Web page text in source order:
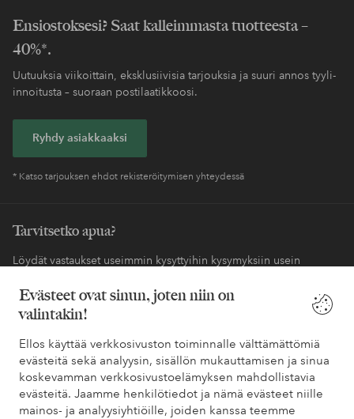
Evästeet ovat sinun, joten niin on
valintakin!
Ellos käyttää verkkosivuston toiminnalle välttämättömiä
evästeitä sekä analyysin, sisällön mukauttamisen ja sinua
koskevamman verkkosivustoelämyksen mahdollistavia
evästeitä. Jaamme henkilötiedot ja nämä evästeet niille
mainos- ja analyysiyhtiöille, joiden kanssa teemme
Ensiostoksesi? Saat kalleimmasta tuotteesta –
40%*.
Uutuuksia viikoittain, eksklusiivisia tarjouksia ja suuri annos tyyli-
innoitusta – suoraan postilaatikkoosi.
Ryhdy asiakkaaksi
* Katso tarjouksen ehdot rekisteröitymisen yhteydessä
Tarvitsetko apua?
Löydät vastaukset useimmin kysyttyihin kysymyksiin usein
meihin yhteyttä.
Asiakaspalvelu Maksutavat
Omat sivut